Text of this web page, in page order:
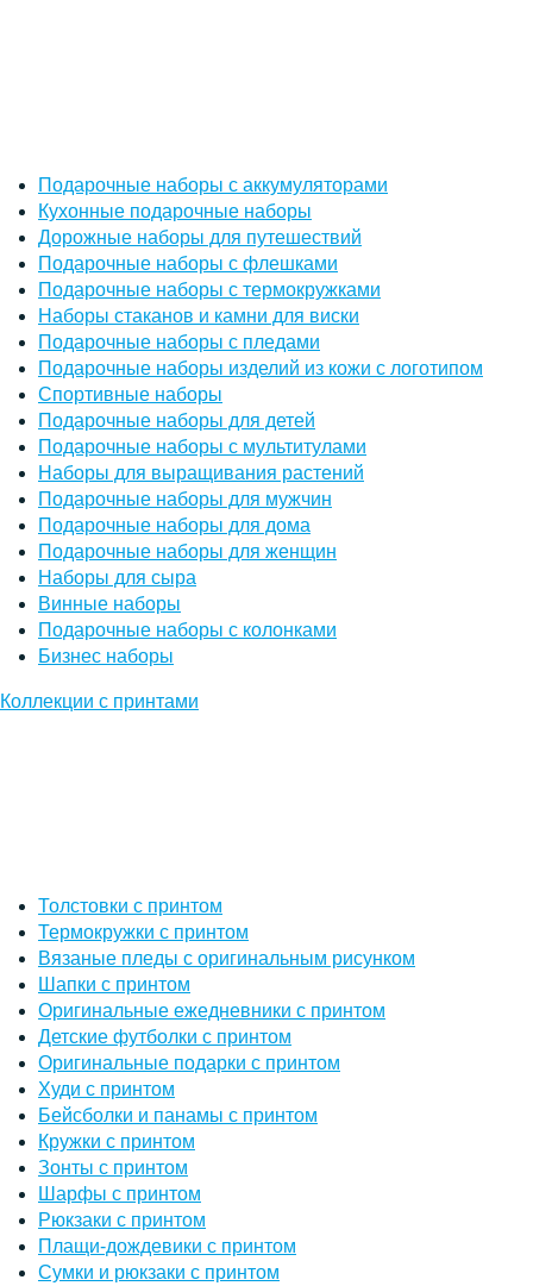
Подарочные наборы с аккумуляторами
Кухонные подарочные наборы
Дорожные наборы для путешествий
Подарочные наборы с флешками
Подарочные наборы с термокружками
Наборы стаканов и камни для виски
Подарочные наборы с пледами
Подарочные наборы изделий из кожи с логотипом
Спортивные наборы
Подарочные наборы для детей
Подарочные наборы с мультитулами
Наборы для выращивания растений
Подарочные наборы для мужчин
Подарочные наборы для дома
Подарочные наборы для женщин
Наборы для сыра
Винные наборы
Подарочные наборы с колонками
Бизнес наборы
Коллекции с принтами
Толстовки с принтом
Термокружки с принтом
Вязаные пледы с оригинальным рисунком
Шапки с принтом
Оригинальные ежедневники с принтом
Детские футболки с принтом
Оригинальные подарки с принтом
Худи с принтом
Бейсболки и панамы с принтом
Кружки с принтом
Зонты с принтом
Шарфы с принтом
Рюкзаки с принтом
Плащи-дождевики с принтом
Сумки и рюкзаки с принтом